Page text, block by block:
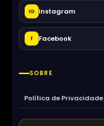
IG Instagram
f Facebook
SOBRE
Política de Privacidade